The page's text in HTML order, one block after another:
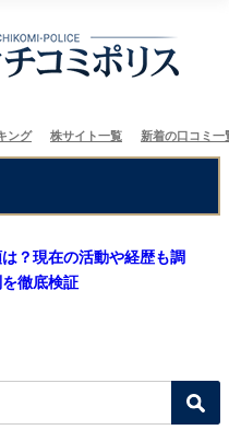
ング 株サイト一覧 新着の口コミ一
？現在の活動や経歴も調
徹底検証